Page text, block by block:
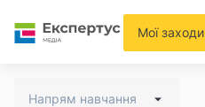
Мої заходи
Напрям навчання